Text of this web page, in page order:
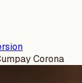
Corona